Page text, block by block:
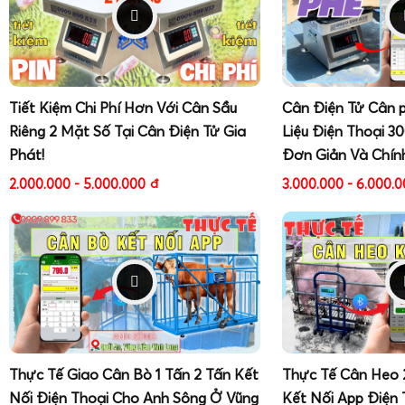
Tiết Kiệm Chi Phí Hơn Với Cân Sầu
Riêng 2 Mặt Số Tại Cân Điện Tử Gia
Phát!
2.000.000 - 5.000.000 đ
Cân Điện Tử Cân
Liệu Điện Thoại
Đơn Giản Và
3.000.000 -
Thực Tế Giao Cân Bò 1 Tấn 2 Tấn Kết
Nối Điện Thoại Cho Anh Sông Ở Vũng
Thực Tế Cân
Kết Nối App Điện